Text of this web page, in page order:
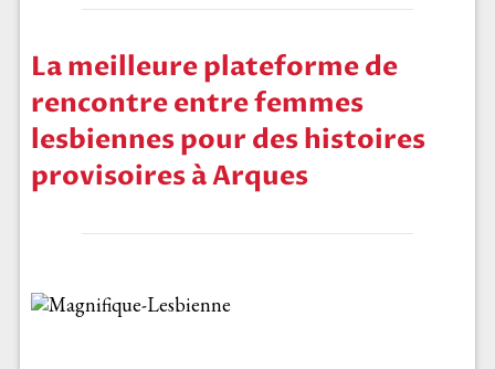
La meilleure plateforme de
rencontre entre femmes
lesbiennes pour des histoires
provisoires à Arques